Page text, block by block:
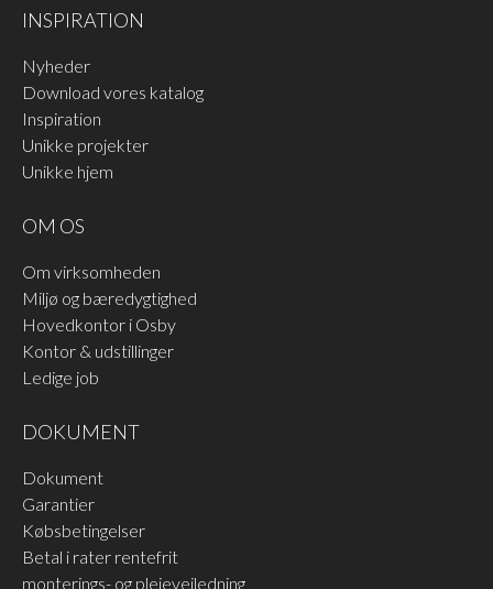
INSPIRATION
Nyheder
Download vores katalog
Inspiration
Unikke projekter
Unikke hjem
OM OS
Om virksomheden
Miljø og bæredygtighed
Hovedkontor i Osby
Kontor & udstillinger
Ledige job
DOKUMENT
Dokument
Garantier
Købsbetingelser
Betal i rater rentefrit
monterings- og plejevejledning